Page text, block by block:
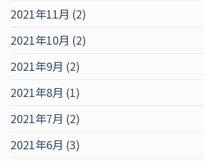
2021年11月 (2)
2021年10月 (2)
2021年9月 (2)
2021年8月 (1)
2021年7月 (2)
2021年6月 (3)